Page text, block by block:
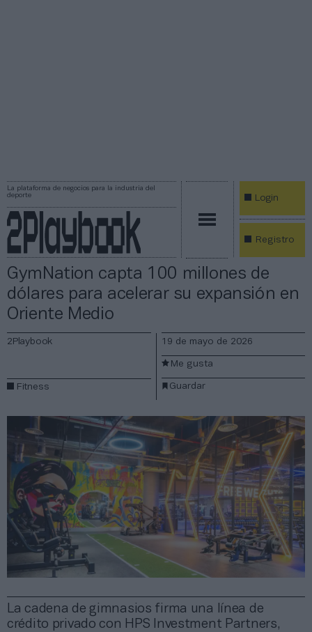
La plataforma de negocios para la industria del
deporte
Login
Registro
GymNation capta 100 millones de
dólares para acelerar su expansión en
Oriente Medio
La cadena de gimnasios firma una línea de
crédito privado con HPS Investment Partners,
2Playbook
Fitness
19 de mayo de 2026
Guardar
Me gusta